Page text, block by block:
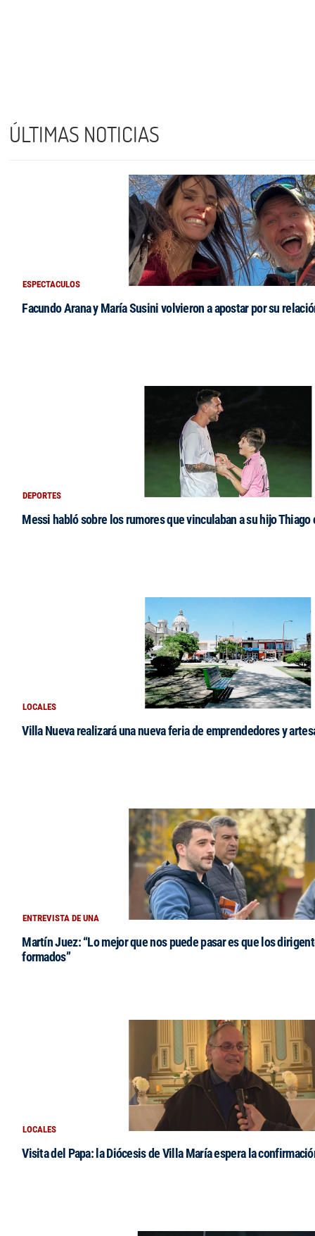
ÚLTIMAS NOTICIAS
ESPECTACULOS
Facundo Arana y María Susini volvieron a apostar por su
DEPORTES
Messi habló sobre los rumores que vinculaban a su hijo Thiago
LOCALES
Villa Nueva realizará una nueva feria de emprendedores y
ENTREVISTA DE UNA
Martín Juez: “Lo mejor que nos puede pasar es que los
formados”
LOCALES
Visita del Papa: la Diócesis de Villa María espera la